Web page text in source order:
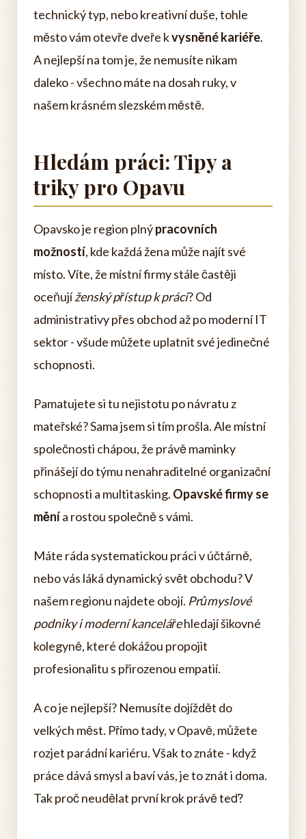
technický typ, nebo kreativní duše, tohle
město vám otevře dveře kvysněné kariéře.
A nejlepší na tom je, že nemusíte nikam
daleko - všechno máte na dosah ruky, v
našem krásném slezském městě.
Hledám práci: Tipy a
triky pro Opavu
Opavsko je region plnýpracovních
možností, kde každá žena může najít své
místo. Víte, že místní firmy stále častěji
oceňujíženský přístup k práci? Od
administrativy přes obchod až po moderní IT
sektor - všude můžete uplatnit své jedinečné
schopnosti.
Pamatujete si tu nejistotu po návratu z
mateřské? Sama jsem si tím prošla. Ale místní
společnosti chápou, že právě maminky
přinášejí do týmu nenahraditelné organizační
schopnosti a multitasking. Opavské firmy se
měnía rostou společně s vámi.
Máte ráda systematickou práci v účtárně,
nebo vás láká dynamický svět obchodu? V
našem regionu najdete obojí. Průmyslové
podniky i moderní kancelářehledají šikovné
kolegyně, které dokážou propojit
profesionalitu s přirozenou empatií.
A co je nejlepší? Nemusíte dojíždět do
velkých měst. Přímo tady, v Opavě, můžete
rozjet parádní kariéru. Však to znáte - když
práce dává smysl a baví vás, je to znát i doma.
Tak proč neudělat první krok právě teď?